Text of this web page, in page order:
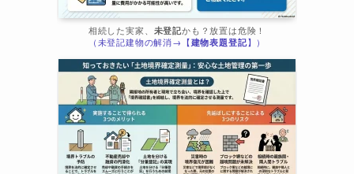
相続した実家、 未登記かも？放置は危険！
（未登記建物の解消→【建物表題登記】）